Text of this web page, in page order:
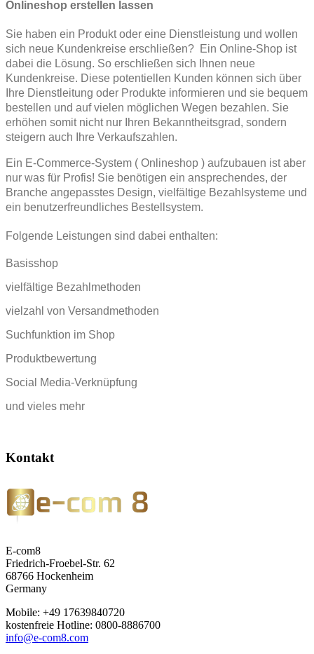
Onlineshop erstellen lassen
Sie haben ein Produkt oder eine Dienstleistung und wollen
sich neue Kundenkreise erschließen? Ein Online-Shop ist
dabei die Lösung. So erschließen sich Ihnen neue
Kundenkreise. Diese potentiellen Kunden können sich über
Ihre Dienstleitung oder Produkte informieren und sie bequem
bestellen und auf vielen möglichen Wegen bezahlen. Sie
erhöhen somit nicht nur Ihren Bekanntheitsgrad, sondern
steigern auch Ihre Verkaufszahlen.
Ein E-Commerce-System ( Onlineshop ) aufzubauen ist aber
nur was für Profis! Sie benötigen ein ansprechendes, der
Branche angepasstes Design, vielfältige Bezahlsysteme und
ein benutzerfreundliches Bestellsystem.
Folgende Leistungen sind dabei enthalten:
Basisshop
vielfältige Bezahlmethoden
vielzahl von Versandmethoden
Suchfunktion im Shop
Produktbewertung
Social Media-Verknüpfung
und vieles mehr
Kontakt
E-com8
Friedrich-Froebel-Str. 62
68766 Hockenheim
Germany
Mobile: +49 17639840720
kostenfreie Hotline: 0800-8886700
info@e-com8.com